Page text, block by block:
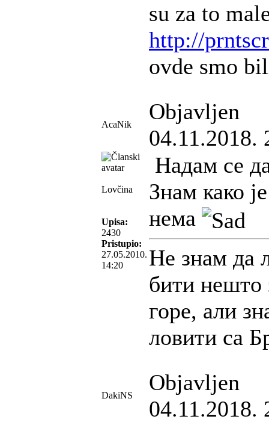
su za to
http://
ovde smo
AcaNik
Objavljen
04.11.2018.
Lovčina
Upisa:
2430
Pristupio:
27.05.2010.
14:20
Надам се
Знам како
нема
Не знам да
бити нешто
горе, али
ловити са
DakiNS
Objavljen
04.11.2018.